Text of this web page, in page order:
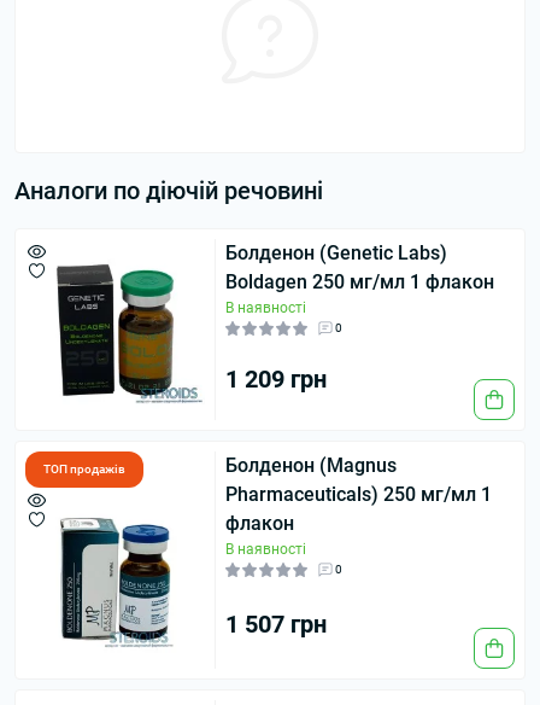
Аналоги по діючій речовині
Болденон (Genetic Labs)
Boldagen 250 мг/мл 1 флакон
В наявності
0
1 209 грн
ТОП продажів
Болденон (Magnus
Pharmaceuticals) 250 мг/мл 1
флакон
В наявності
0
1 507 грн